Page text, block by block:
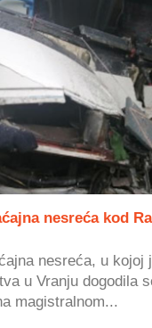
nesreća kod
nesreća, u kojoj
u Vranju dogodila
magistralnom...